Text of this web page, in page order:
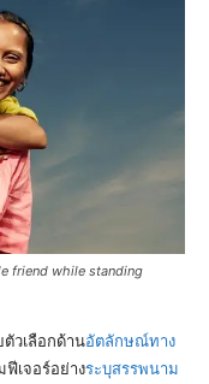
friend while standing
วเลือกด้านอัตลักษณ์ทาง
เจอร์อย่างระบุสรรพนาม